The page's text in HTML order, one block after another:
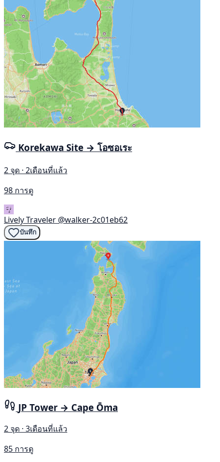
Korekawa Site → โอซอเระ
2 จุด · 2เดือนที่แล้ว
98 การดู
Lively Traveler @walker-2c01eb62
บันทึก
JP Tower → Cape Ōma
2 จุด · 3เดือนที่แล้ว
85 การดู